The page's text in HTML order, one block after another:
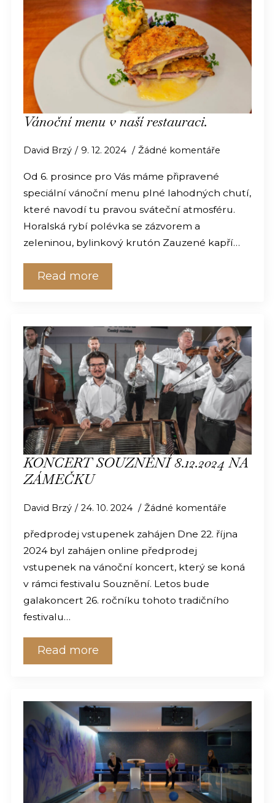
Vánoční menu v naší restauraci.
David Brzý 9. 12. 2024 Žádné komentáře
Od 6. prosince pro Vás máme připravené
speciální vánoční menu plné lahodných chutí,
které navodí tu pravou sváteční atmosféru.
Horalská rybí polévka se zázvorem a
zeleninou, bylinkový krutón Zauzené kapří…
Read more
KONCERT SOUZNĚNÍ 8.12.2024 NA
ZÁMEČKU
David Brzý 24. 10. 2024 Žádné komentáře
předprodej vstupenek zahájen Dne 22. října
2024 byl zahájen online předprodej
vstupenek na vánoční koncert, který se koná
v rámci festivalu Souznění. Letos bude
galakoncert 26. ročníku tohoto tradičního
festivalu…
Read more